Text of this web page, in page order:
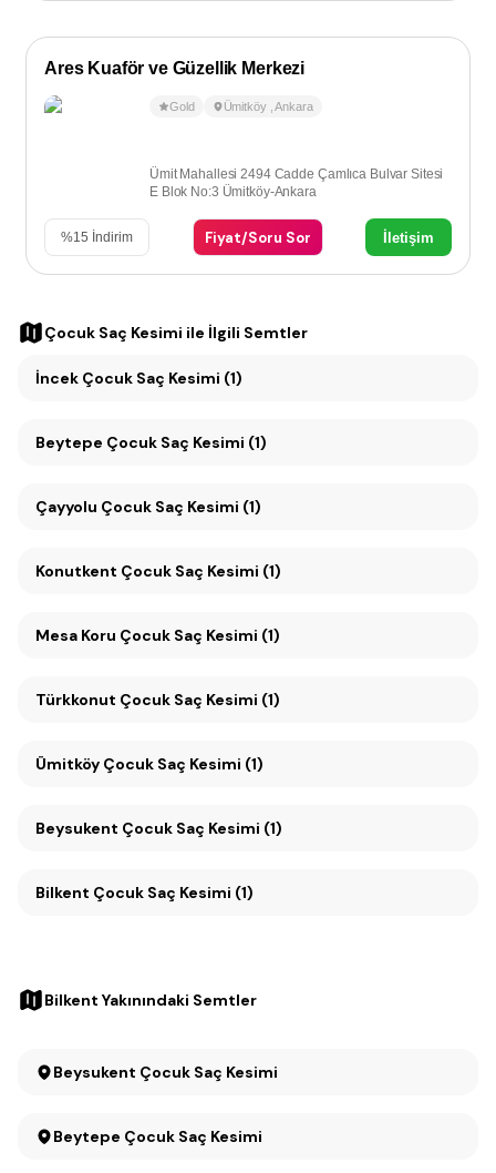
Ares Kuaför ve Güzellik Merkezi
Gold Ümitköy ,Ankara
Ümit Mahallesi 2494 Cadde Çamlıca Bulvar Sitesi
E Blok No:3 Ümitköy-Ankara
%15 İndirim Fiyat/Soru Sor İletişim
Çocuk Saç Kesimi ile İlgili Semtler
İncek Çocuk Saç Kesimi (1)
Beytepe Çocuk Saç Kesimi (1)
Çayyolu Çocuk Saç Kesimi (1)
Konutkent Çocuk Saç Kesimi (1)
Mesa Koru Çocuk Saç Kesimi (1)
Türkkonut Çocuk Saç Kesimi (1)
Ümitköy Çocuk Saç Kesimi (1)
Beysukent Çocuk Saç Kesimi (1)
Bilkent Çocuk Saç Kesimi (1)
Bilkent Yakınındaki Semtler
Beysukent Çocuk Saç Kesimi
Beytepe Çocuk Saç Kesimi